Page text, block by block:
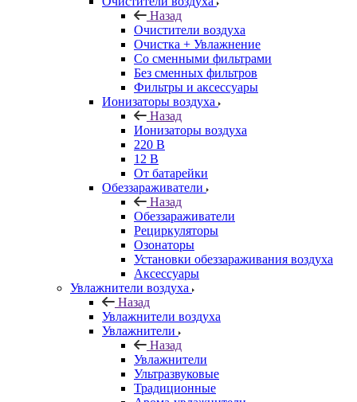
Назад
Очистители воздуха
Очистка + Увлажнение
Cо сменными фильтрами
Без сменных фильтров
Фильтры и аксессуары
Ионизаторы воздуха
Назад
Ионизаторы воздуха
220 В
12 В
От батарейки
Обеззараживатели
Назад
Обеззараживатели
Рециркуляторы
Озонаторы
Установки обеззараживания воздуха
Аксессуары
Увлажнители воздуха
Назад
Увлажнители воздуха
Увлажнители
Назад
Увлажнители
Ультразвуковые
Традиционные